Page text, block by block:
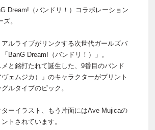
Dream!（バンドリ！）コラボレーション
。
ルライブがリンクする次世代ガールズバ
BanG Dream!（バンドリ！）」。
と銘打たれて誕生した、9番目のバンド
ヴェムジカ）」のキャラクターがプリント
ルタイプのピック。
ターイラスト、もう片面にはAve Mujicaの
トされています。